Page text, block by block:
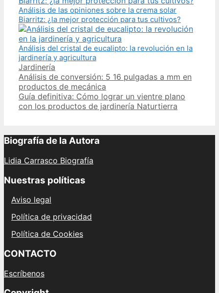
Análisis de las opiniones sobre la crema solar
Biarritz: ¿la mejor protección para tus cultivos?
Análisis del cristal de eucalipto: la revolución en la
jardinería y agricultura
Categories
Jardinería
Post
navigation
Análisis de conversión: 5 16 pulgadas a mm en
productos de mecánica
Guía definitiva: Cómo lograr un vientre plano
con los productos de jardinería Naturtierra
Biografía de la Autora
Lidia Carrasco Biografía
Nuestras políticas
Aviso legal
Política de privacidad
Política de Cookies
CONTACTO
Escríbenos